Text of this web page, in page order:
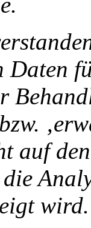
Daten
auf
wird.